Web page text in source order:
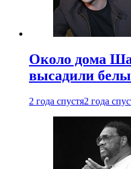
Около дома
высадили
2 года спустя2 года